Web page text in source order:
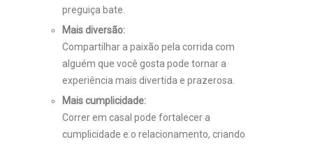
preguiça bate.
Mais diversão:
Compartilhar a paixão pela corrida com
alguém que você gosta pode tornar a
experiência mais divertida e prazerosa.
Mais cumplicidade:
Correr em casal pode fortalecer a
cumplicidade e o relacionamento, criando